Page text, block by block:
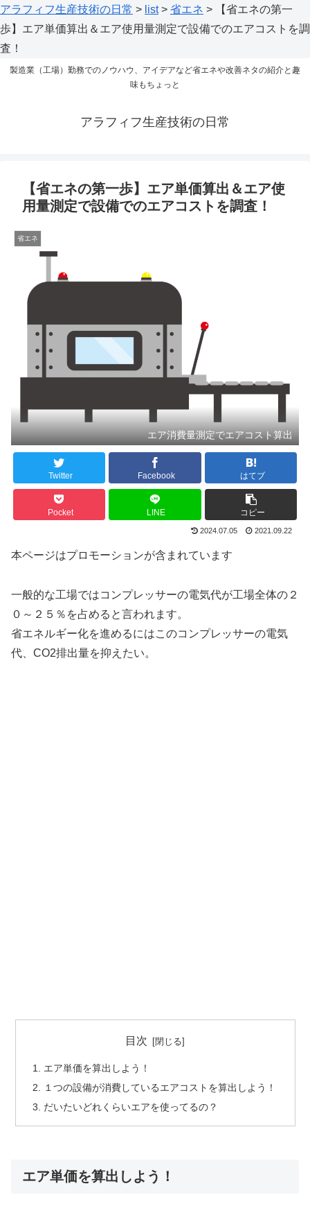
アラフィフ生産技術の日常 > list> 省エネ >
【省エネの第一
歩】エア単価算出＆エア使用量測定で設備でのエアコストを調
査！
製造業（工場）勤務でのノウハウ、アイデアなど省エネや改善ネタの紹介と趣
味もちょっと
アラフィフ生産技術の日常
【省エネの第一歩】エア単価算出＆エア使
用量測定で設備でのエアコストを調査！
省エネ
エア消費量測定でエアコスト算出
Twitter Facebook はてブ
Pocket LINE コピー
2024.07.05 2021.09.22
本ページはプロモーションが含まれています
一般的な工場ではコンプレッサーの電気代が工場全体の２
０～２５％を占めると言われます。
省エネルギー化を進めるにはこのコンプレッサーの電気
代、CO2排出量を抑えたい。
目次
エア単価を算出しよう！
１つの設備が消費しているエアコストを算出しよう！
だいたいどれくらいエアを使ってるの？
エア単価を算出しよう！